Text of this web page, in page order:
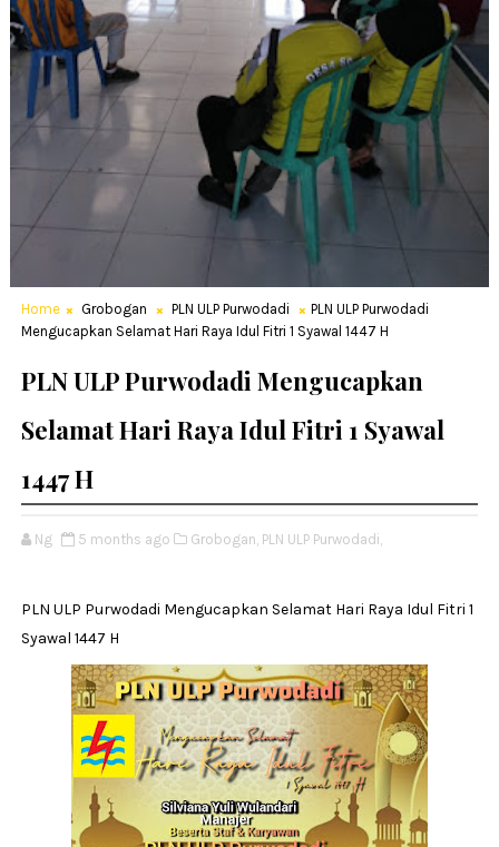
Home Grobogan PLN ULP Purwodadi
PLN ULP Purwodadi
Mengucapkan Selamat Hari Raya Idul Fitri 1 Syawal 1447 H
PLN ULP Purwodadi Mengucapkan
Selamat Hari Raya Idul Fitri 1 Syawal
1447 H
Ng 5 months ago Grobogan, PLN ULP Purwodadi,
PLN ULP Purwodadi Mengucapkan Selamat Hari Raya Idul Fitri 1
Syawal 1447 H